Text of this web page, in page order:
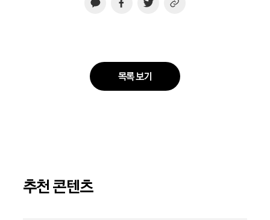
목록 보기
추천 콘텐츠